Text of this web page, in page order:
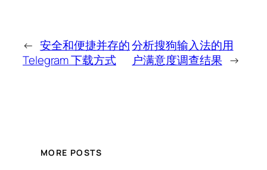
← 安全和便捷并存的
Telegram 下载方式
分析搜狗输入法的用
户满意度调查结果 →
MORE POSTS